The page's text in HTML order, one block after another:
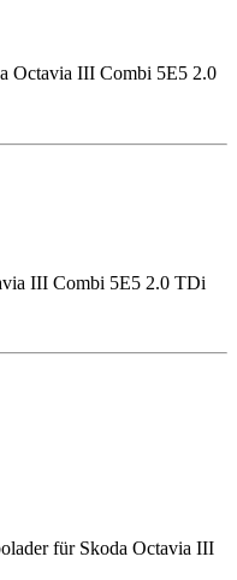
Octavia III Combi 5E5 2.0
III Combi 5E5 2.0 TDi
für Skoda Octavia III